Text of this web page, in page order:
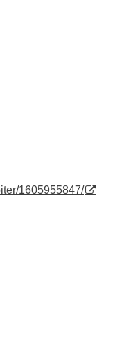
1605955847/